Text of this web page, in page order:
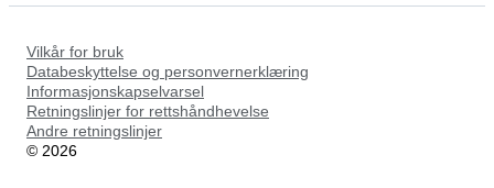
Vilkår for bruk
Databeskyttelse og personvernerklæring
Informasjonskapselvarsel
Retningslinjer for rettshåndhevelse
Andre retningslinjer
© 2026